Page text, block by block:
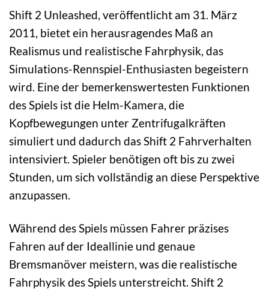
Shift 2 Unleashed, veröffentlicht am 31. März
2011, bietet ein herausragendes Maß an
Realismus und realistische Fahrphysik, das
Simulations-Rennspiel-Enthusiasten begeistern
wird. Eine der bemerkenswertesten Funktionen
des Spiels ist die Helm-Kamera, die
Kopfbewegungen unter Zentrifugalkräften
simuliert und dadurch das Shift 2 Fahrverhalten
intensiviert. Spieler benötigen oft bis zu zwei
Stunden, um sich vollständig an diese Perspektive
anzupassen.
Während des Spiels müssen Fahrer präzises
Fahren auf der Ideallinie und genaue
Bremsmanöver meistern, was die realistische
Fahrphysik des Spiels unterstreicht. Shift 2